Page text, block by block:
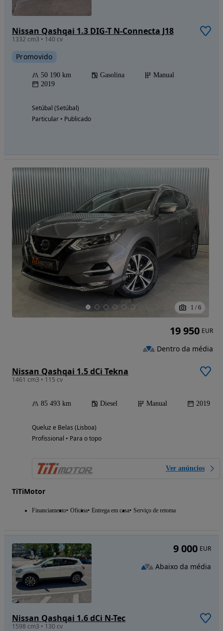
Nissan Qashqai 1.3 DIG-T N-Connecta J18
1332 cm3 • 140 cv
Promovido
50 190 km Gasolina
Manual
2019
Setúbal (Setúbal)
Particular • Publicado
1 / 6
Nissan Qashqai 1.5 dCi Tekna
1461 cm3 • 115 cv
85 493 km Diesel Manual 2019
Queluz e Belas (Lisboa)
Profissional • Para o topo
Ver anúncios
TiTiMotor
Financiamento Oficina Entrega em casa Serviço de retoma
19 950 EUR
Dentro da média
Nissan Qashqai 1.6 dCi N-Tec
1598 cm3 • 130 cv
9 000 EUR
Abaixo da média